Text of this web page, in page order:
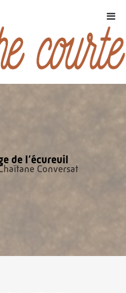
de l’écureuil
Conversat